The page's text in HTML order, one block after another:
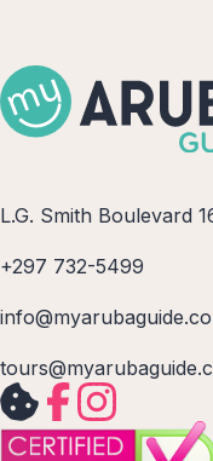
L.G. Smith Boulevard
+297 732-5499